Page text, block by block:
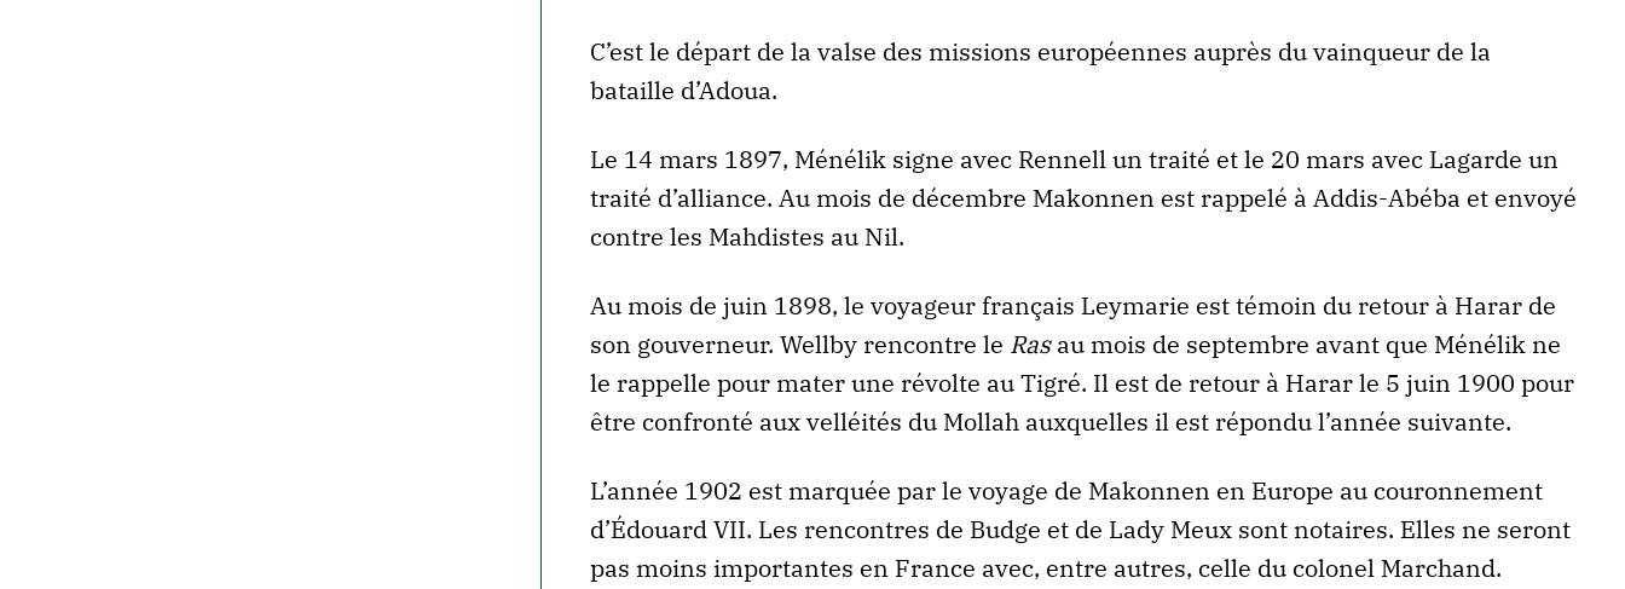
C’est le départ de la valse des missions européennes auprès du vainqueur de la
bataille d’Adoua.
Le 14 mars 1897, Ménélik signe avec Rennell un traité et le 20 mars avec Lagarde un
traité d’alliance. Au mois de décembre Makonnen est rappelé à Addis-Abéba et envoyé
contre les Mahdistes au Nil.
Au mois de juin 1898, le voyageur français Leymarie est témoin du retour à Harar de
son gouverneur. Wellby rencontre le Rasau mois de septembre avant que Ménélik ne
le rappelle pour mater une révolte au Tigré. Il est de retour à Harar le 5 juin 1900 pour
être confronté aux velléités du Mollah auxquelles il est répondu l’année suivante.
L’année 1902 est marquée par le voyage de Makonnen en Europe au couronnement
d’Édouard VII. Les rencontres de Budge et de Lady Meux sont notaires. Elles ne seront
pas moins importantes en France avec, entre autres, celle du colonel Marchand.